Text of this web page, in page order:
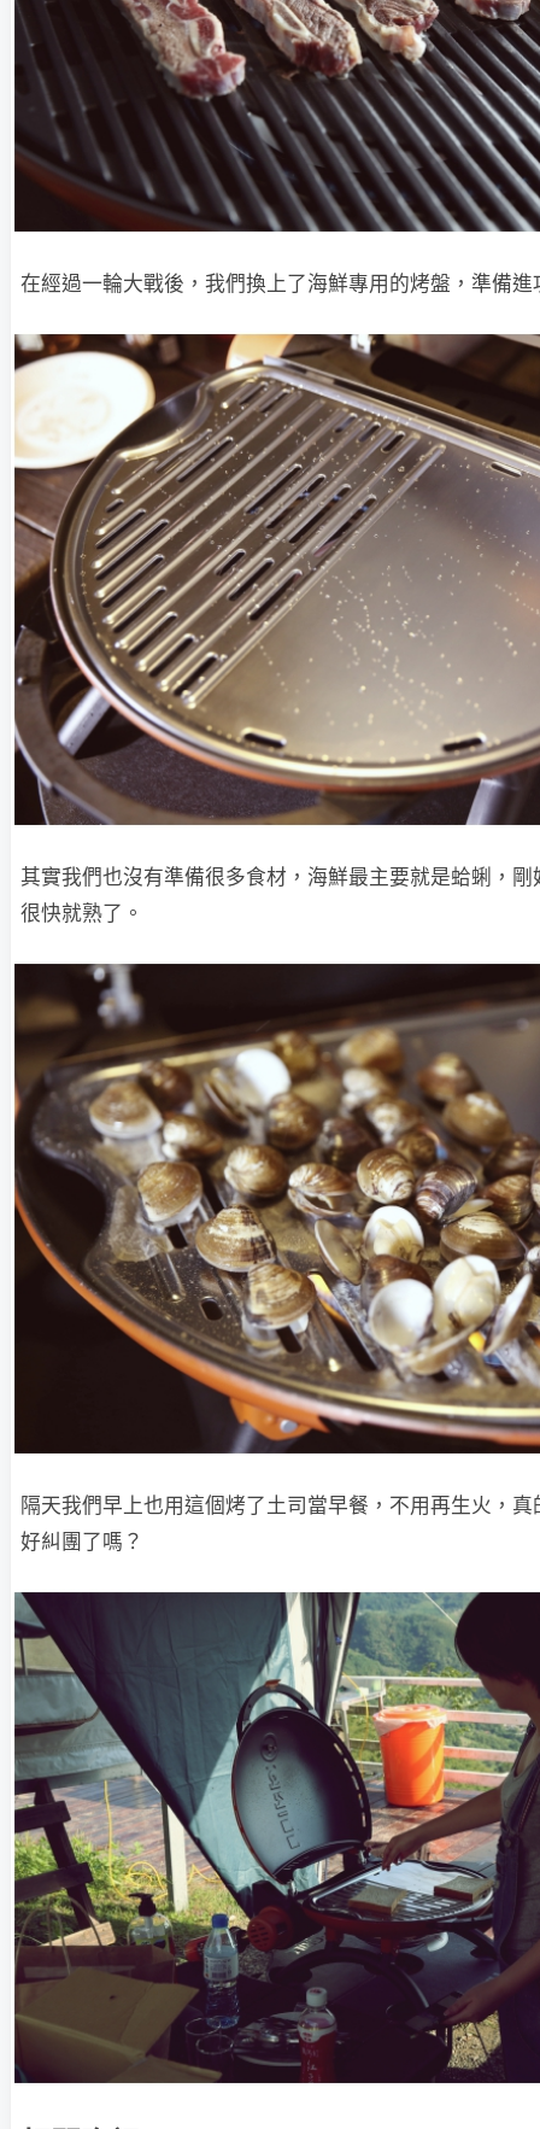
在經過一輪大戰後，我們換上了海鮮專用的烤盤，準備進
其實我們也沒有準備很多食材，海鮮最主要就是蛤蜊，
很快就熟了。
隔天我們早上也用這個烤了土司當早餐，不用再生火，
好糾團了嗎？